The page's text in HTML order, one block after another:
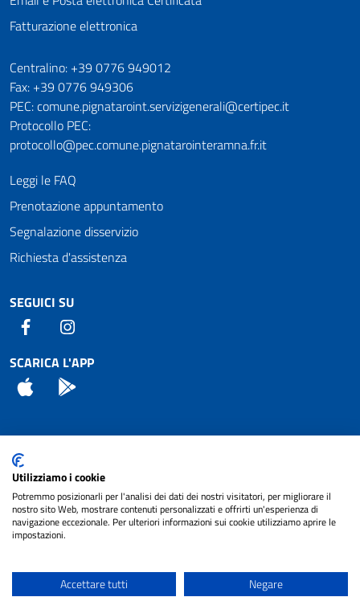
Fatturazione elettronica
Numeri utili
Centralino: +39 0776 949012
Fax: +39 0776 949306
PEC: comune.pignataroint.servizigenerali@certipec.it
Protocollo PEC:
protocollo@pec.comune.pignatarointeramna.fr.it
Leggi le FAQ
Prenotazione appuntamento
Segnalazione disservizio
Richiesta d'assistenza
SEGUICI SU
Facebook
SCARICA L'APP
App Store
Attuazione Misure PNRR
Piano di miglioramento del sito
Note legali
cura diNET SMART
Utilizziamo i cookie
Potremmo posizionarli per l'analisi dei dati dei nostri visitatori, per migliorare il
nostro sito Web, mostrare contenuti personalizzati e offrirti un'esperienza di
navigazione eccezionale. Per ulteriori informazioni sui cookie utilizziamo aprire le
impostazioni.
Accettare tutti Negare